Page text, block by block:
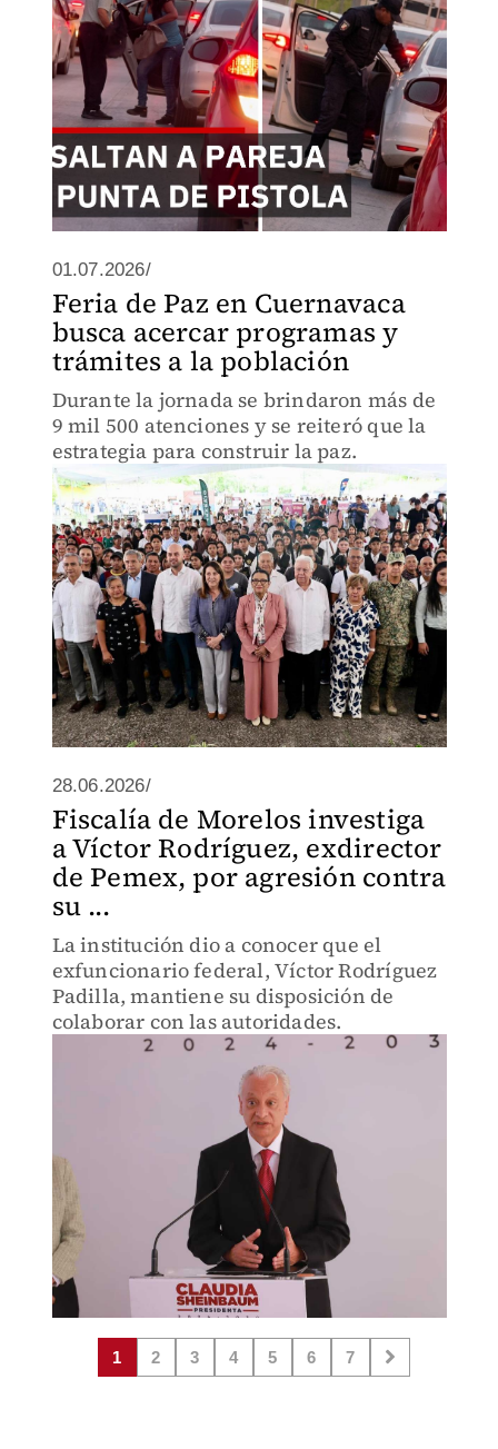
01.07.2026/
Feria de Paz en Cuernavaca
busca acercar programas y
trámites a la población
Durante la jornada se brindaron más de
9 mil 500 atenciones y se reiteró que la
estrategia para construir la paz.
28.06.2026/
Fiscalía de Morelos investiga
a Víctor Rodríguez, exdirector
de Pemex, por agresión contra
su ...
La institución dio a conocer que el
exfuncionario federal, Víctor Rodríguez
Padilla, mantiene su disposición de
colaborar con las autoridades.
1 2 3 4 5 6 7